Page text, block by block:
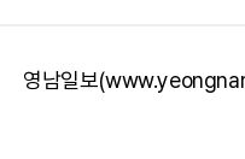
영남일보